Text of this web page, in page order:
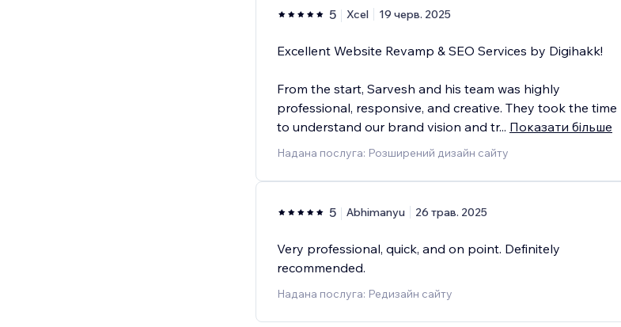
5 Xcel 19 черв. 2025
Excellent Website Revamp & SEO Services by Digihakk!
From the start, Sarvesh and his team was highly
professional, responsive, and creative. They took the time
to understand our brand vision and tr... Показати більше
Надана послуга: Розширений дизайн сайту
5 Abhimanyu 26 трав. 2025
Very professional, quick, and on point. Definitely
recommended.
Надана послуга: Редизайн сайту